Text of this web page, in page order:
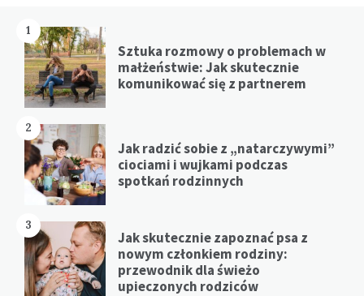
1
Sztuka rozmowy o problemach w
małżeństwie: Jak skutecznie
komunikować się z partnerem
2
Jak radzić sobie z „natarczywymi”
ciociami i wujkami podczas
spotkań rodzinnych
3
Jak skutecznie zapoznać psa z
nowym członkiem rodziny:
przewodnik dla świeżo
upieczonych rodziców